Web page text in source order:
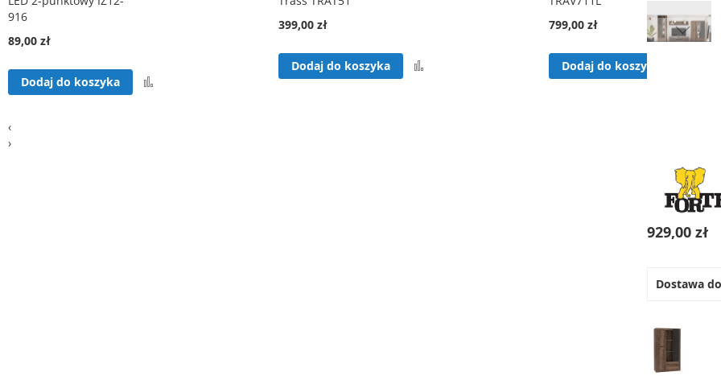
na
początek
929,00 zł
Dostawa do
916
89,00 zł
Dodaj do koszyka
399,00 zł
Dodaj do koszyka
799,00 zł
Dodaj do koszyka
‹
›